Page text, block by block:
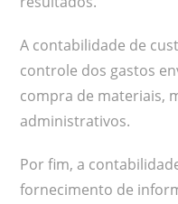
A contabilidade de
controle dos gastos
compra de materiais,
administrativos.
Por fim, a
fornecimento de